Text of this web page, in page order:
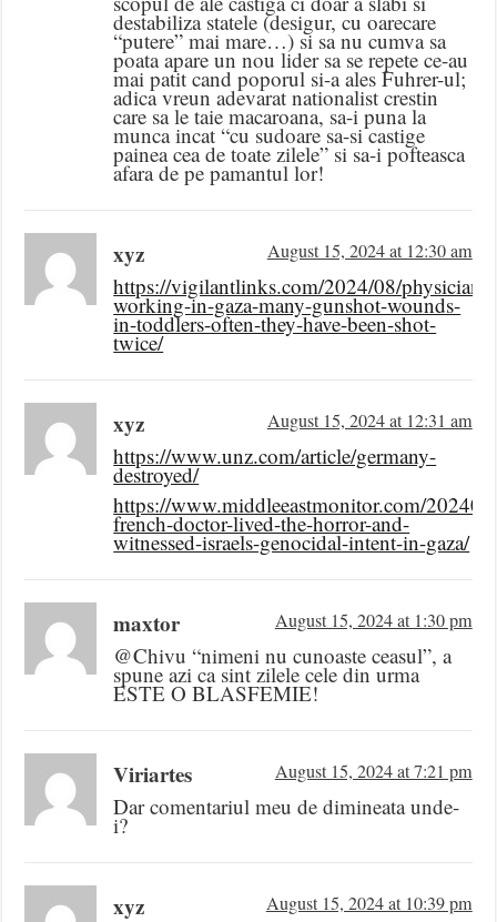
destabiliza statele (desigur, cu oarecare
“putere” mai mare…) si sa nu cumva sa
poata apare un nou lider sa se repete ce-au
mai patit cand poporul si-a ales Fuhrer-ul;
adica vreun adevarat nationalist crestin
care sa le taie macaroana, sa-i puna la
munca incat “cu sudoare sa-si castige
painea cea de toate zilele” si sa-i pofteasca
afara de pe pamantul lor!
xyz August 15, 2024 at 12:30 am
https://vigilantlinks.com/2024/08/physician-
working-in-gaza-many-gunshot-wounds-
in-toddlers-often-they-have-been-shot-
twice/
xyz August 15, 2024 at 12:31 am
https://www.unz.com/article/germany-
destroyed/
https://www.middleeastmonitor.com/
french-doctor-lived-the-horror-and-
witnessed-israels-genocidal-intent-in-gaza/
maxtor August 15, 2024 at 1:30 pm
@Chivu “nimeni nu cunoaste ceasul”, a
spune azi ca sint zilele cele din urma
ESTE O BLASFEMIE!
Viriartes August 15, 2024 at 7:21 pm
Dar comentariul meu de dimineata unde-
i?
xyz August 15, 2024 at 10:39 pm